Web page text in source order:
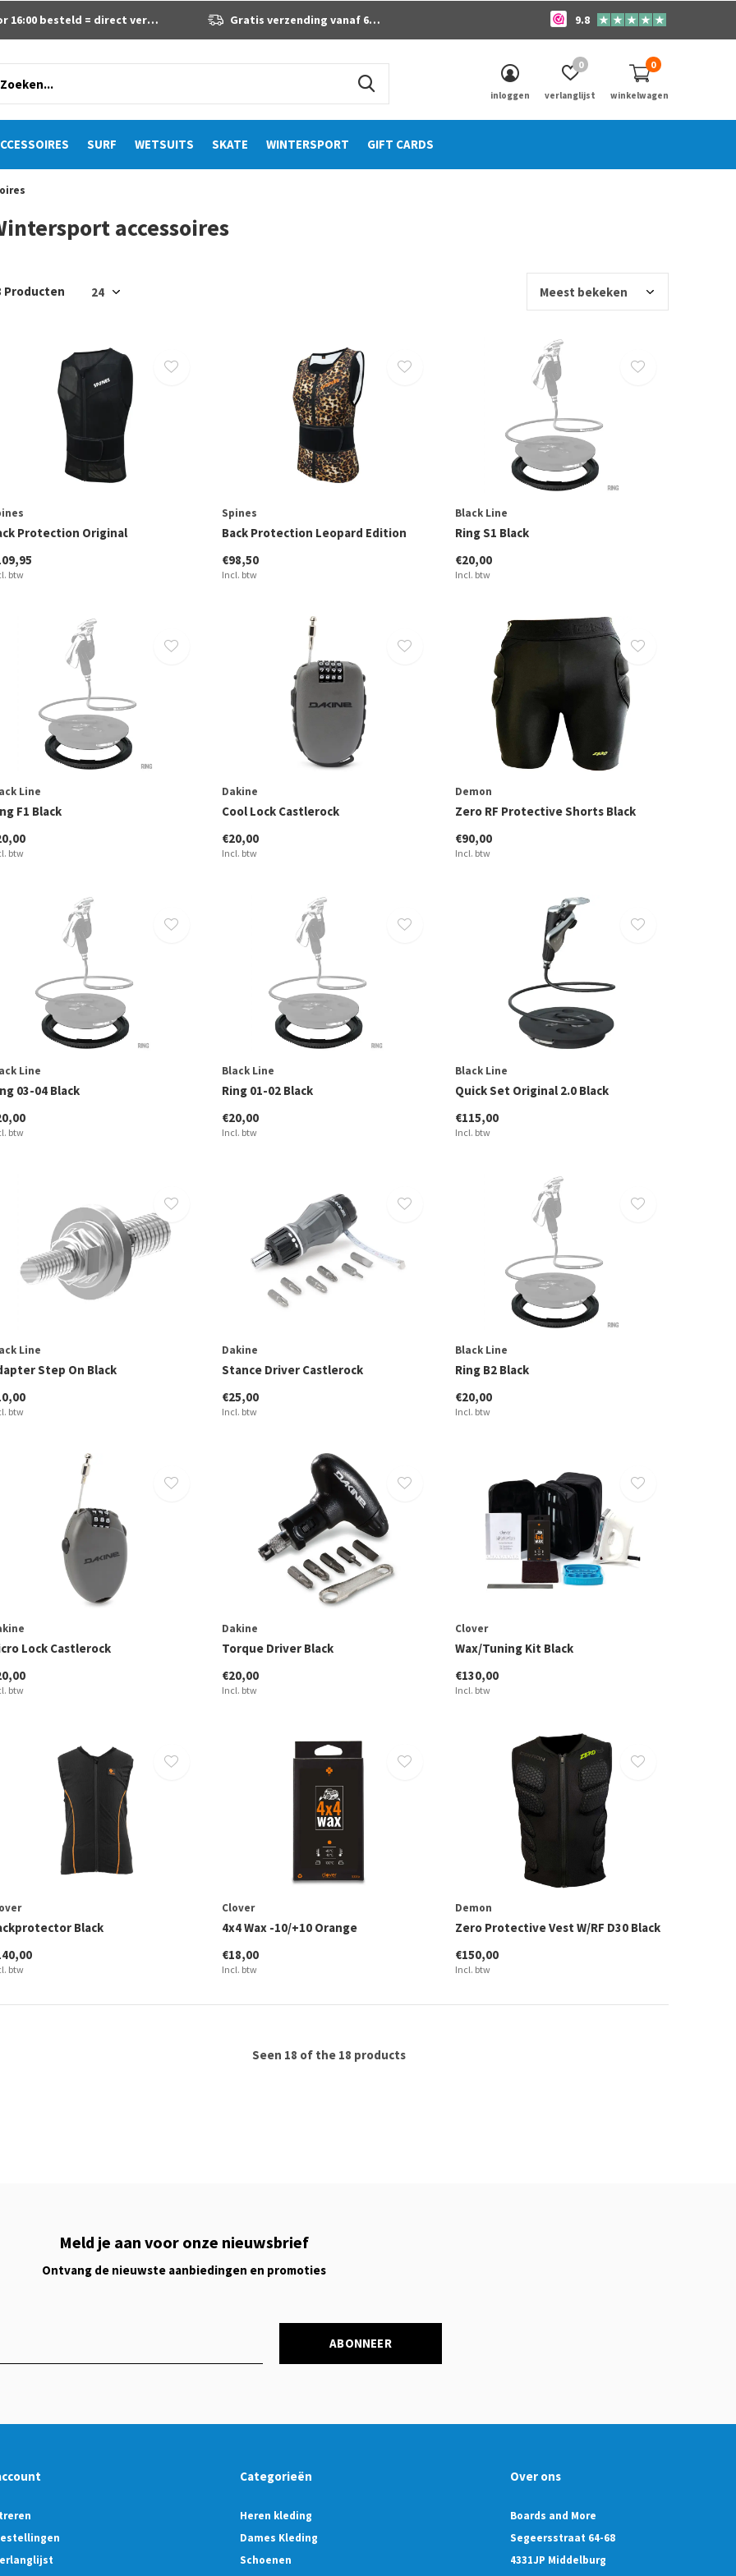
SURF WETSUITS SKATE WINTERSPORT GIFT CARDS
inloggen verlanglijst
0
winkelwagen
0
16:00 besteld = direct verzonden Gratis verzending vanaf 60 euro 9.8
accessoires
Producten
Protection Original
btw
Spines
Back Protection Leopard Edition
€98,50
Incl. btw
Black Line
Ring S1 Black
€20,00
Incl. btw
Line
F1 Black
btw
Dakine
Cool Lock Castlerock
€20,00
Incl. btw
Demon
Zero RF Protective Shorts Black
€90,00
Incl. btw
Line
03-04 Black
btw
Black Line
Ring 01-02 Black
€20,00
Incl. btw
Black Line
Quick Set Original 2.0 Black
€115,00
Incl. btw
Line
Step On Black
btw
Dakine
Stance Driver Castlerock
€25,00
Incl. btw
Black Line
Ring B2 Black
€20,00
Incl. btw
Lock Castlerock
btw
Dakine
Torque Driver Black
€20,00
Incl. btw
Clover
Wax/Tuning Kit Black
€130,00
Incl. btw
Black
btw
Clover
4x4 Wax -10/+10 Orange
€18,00
Incl. btw
Demon
Zero Protective Vest W/RF D30 Black
€150,00
Incl. btw
Seen 18 of the 18 products
Meld je aan voor onze nieuwsbrief
Ontvang de nieuwste aanbiedingen en promoties
ABONNEER
Categorieën
Heren kleding
Dames Kleding
Schoenen
Over ons
Boards and More
Segeersstraat 64-68
4331JP Middelburg